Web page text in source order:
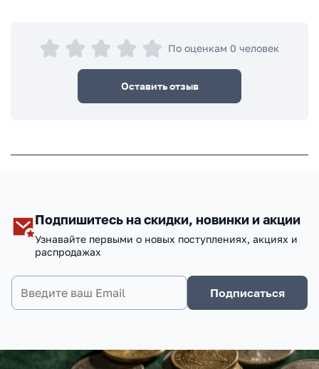
По оценкам 0 человек
Оставить отзыв
Подпишитесь на скидки, новинки и акции
Узнавайте первыми о новых поступлениях, акциях и
распродажах
Подписаться